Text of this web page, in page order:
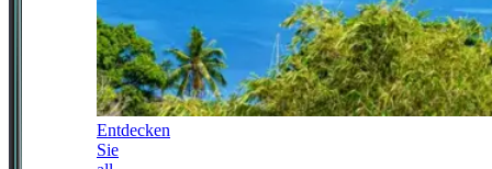
Entdecken
Sie